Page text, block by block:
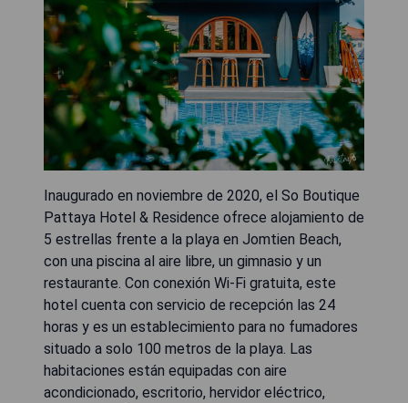
Inaugurado en noviembre de 2020, el So Boutique
Pattaya Hotel & Residence ofrece alojamiento de
5 estrellas frente a la playa en Jomtien Beach,
con una piscina al aire libre, un gimnasio y un
restaurante. Con conexión Wi-Fi gratuita, este
hotel cuenta con servicio de recepción las 24
horas y es un establecimiento para no fumadores
situado a solo 100 metros de la playa. Las
habitaciones están equipadas con aire
acondicionado, escritorio, hervidor eléctrico,